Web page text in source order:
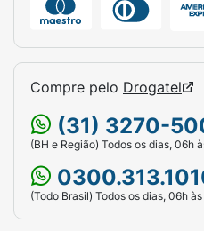
Compre pelo Drogatel
(31) 3270-
(BH e Região) Todos os dias, 06h
(Todo Brasil) Todos os dias, 06h